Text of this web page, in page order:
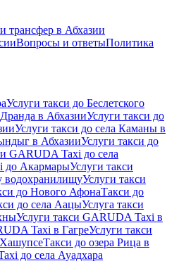
Вопросы и ответыПолитика
Услуги такси до Беслетского
в АбхазииУслуги такси до
Услуги такси до села Каманы в
в АбхазииУслуги такси до
GARUDA Taxi до села
до АкармарыУслуги такси
водохранилищуУслуги такси
до Нового АфонаТакси до
до села АацыУслуга такси
Услуги такси GARUDA Taxi в
Taxi в ГагреУслуги такси
Такси до озера Рица в
до села Ауадхара